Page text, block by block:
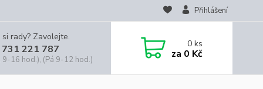
Přihlášení
rady? Zavolejte.
221 787
9-16 hod.), (Pá 9-12 hod.)
0ks
za 0 Kč